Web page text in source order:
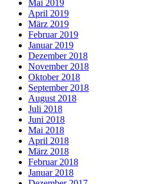
Mai 2019
April 2019
März 2019
Februar 2019
Januar 2019
Dezember 2018
November 2018
Oktober 2018
September 2018
August 2018
Juli 2018
Juni 2018
Mai 2018
April 2018
März 2018
Februar 2018
Januar 2018